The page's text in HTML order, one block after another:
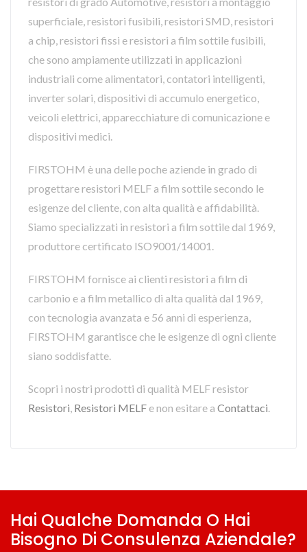
superficiale, resistori fusibili, resistori SMD, resistori
a chip, resistori fissi e resistori a film sottile fusibili,
che sono ampiamente utilizzati in applicazioni
industriali come alimentatori, contatori intelligenti,
inverter solari, dispositivi di accumulo energetico,
veicoli elettrici, apparecchiature di comunicazione e
dispositivi medici.
FIRSTOHM è una delle poche aziende in grado di
progettare resistori MELF a film sottile secondo le
esigenze del cliente, con alta qualità e affidabilità.
Siamo specializzati in resistori a film sottile dal 1969,
produttore certificato ISO9001/14001.
FIRSTOHM fornisce ai clienti resistori a film di
carbonio e a film metallico di alta qualità dal 1969,
con tecnologia avanzata e 56 anni di esperienza,
FIRSTOHM garantisce che le esigenze di ogni cliente
siano soddisfatte.
Scopri i nostri prodotti di qualità MELF resistor
Resistori, Resistori MELF e non esitare a Contattaci.
Hai Qualche Domanda O Hai
Bisogno Di Consulenza Aziendale?